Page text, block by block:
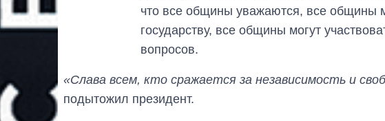
что все общины уважаются, все общины
государству, все общины могут
вопросов.
«Слава всем, кто сражается за независимость и
подытожил президент.